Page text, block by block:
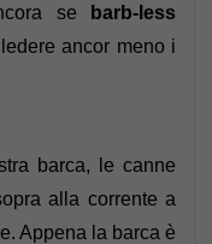
se
barb-less
ancor meno i
barca, le canne
alla corrente a
Appena la barca è